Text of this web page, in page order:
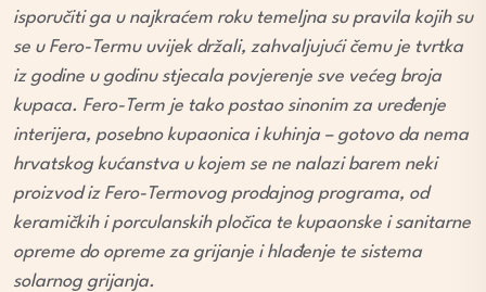
isporučiti ga u najkraćem roku temeljna su pravila kojih su
se u Fero-Termu uvijek držali, zahvaljujući čemu je tvrtka
iz godine u godinu stjecala povjerenje sve većeg broja
kupaca. Fero-Term je tako postao sinonim za uređenje
interijera, posebno kupaonica i kuhinja – gotovo da nema
hrvatskog kućanstva u kojem se ne nalazi barem neki
proizvod iz Fero-Termovog prodajnog programa, od
keramičkih i porculanskih pločica te kupaonske i sanitarne
opreme do opreme za grijanje i hlađenje te sistema
solarnog grijanja.